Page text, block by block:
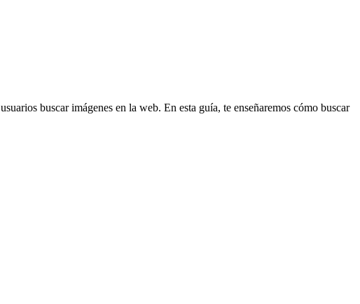
buscar imágenes en la web. En esta guía, te enseñaremos cómo buscar